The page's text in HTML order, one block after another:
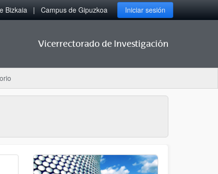
Bizkaia Campus de Gipuzkoa Iniciar sesión
Vicerrectorado de Investigación